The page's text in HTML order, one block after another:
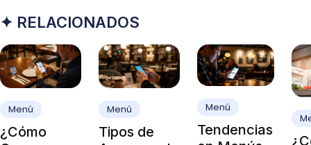
✦ RELACIONADOS
Menú
¿Cómo
Menú
Tipos de
Menú
Tendencias